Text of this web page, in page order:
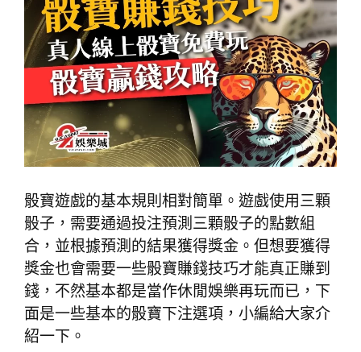
骰寶遊戲的基本規則相對簡單。遊戲使用三顆
骰子，需要通過投注預測三顆骰子的點數組
合，並根據預測的結果獲得獎金。但想要獲得
獎金也會需要一些骰寶賺錢技巧才能真正賺到
錢，不然基本都是當作休閒娛樂再玩而已，下
面是一些基本的骰寶下注選項，小編給大家介
紹一下。